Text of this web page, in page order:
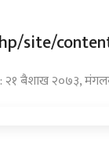
site/
: २१ बैशाख २०७३,